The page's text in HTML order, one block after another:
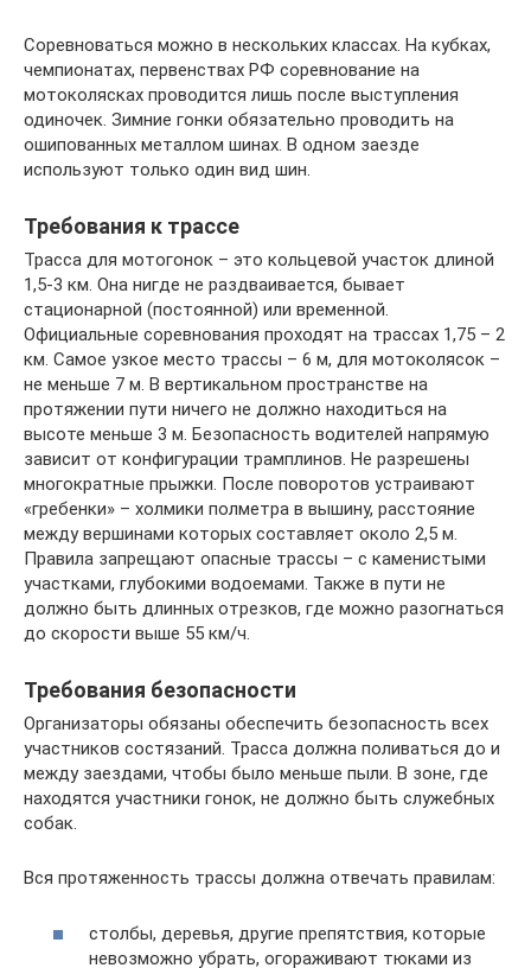
Соревноваться можно в нескольких классах. На кубках,
чемпионатах, первенствах РФ соревнование на
мотоколясках проводится лишь после выступления
одиночек. Зимние гонки обязательно проводить на
ошипованных металлом шинах. В одном заезде
используют только один вид шин.
Требования к трассе
Трасса для мотогонок – это кольцевой участок длиной
1,5-3 км. Она нигде не раздваивается, бывает
стационарной (постоянной) или временной.
Официальные соревнования проходят на трассах 1,75 – 2
км. Самое узкое место трассы – 6 м, для мотоколясок –
не меньше 7 м. В вертикальном пространстве на
протяжении пути ничего не должно находиться на
высоте меньше 3 м. Безопасность водителей напрямую
зависит от конфигурации трамплинов. Не разрешены
многократные прыжки. После поворотов устраивают
«гребенки» – холмики полметра в вышину, расстояние
между вершинами которых составляет около 2,5 м.
Правила запрещают опасные трассы – с каменистыми
участками, глубокими водоемами. Также в пути не
должно быть длинных отрезков, где можно разогнаться
до скорости выше 55 км/ч.
Требования безопасности
Организаторы обязаны обеспечить безопасность всех
участников состязаний. Трасса должна поливаться до и
между заездами, чтобы было меньше пыли. В зоне, где
находятся участники гонок, не должно быть служебных
собак.
Вся протяженность трассы должна отвечать правилам:
столбы, деревья, другие препятствия, которые
невозможно убрать, огораживают тюками из